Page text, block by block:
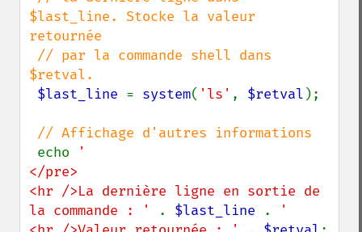
$last_line. Stocke la valeur
retournée
$retval.
$last_line = system( 'ls' , $retval );
// Affichage d'autres informations
echo
'
</pre>
<hr />La dernière ligne en sortie de
la commande : '
. $last_line .
'